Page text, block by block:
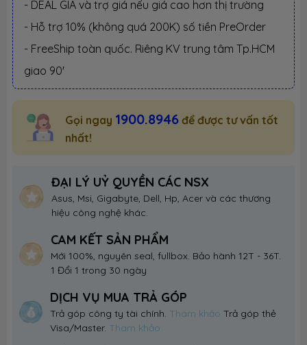
- DEAL GIÁ và trợ giá nếu giá cao hơn thị trường
- Hỗ trợ 10% (không quá 200K) số tiền PreOrder
- FreeShip toàn quốc. Riêng KV trung tâm Tp.HCM
giao 90'
Gọi ngay 1900.8946 để được tư vấn tốt
nhất!
ĐẠI LÝ UỶ QUYỀN CÁC NSX
Asus, Msi, Gigabyte, Dell, Hp, Acer và các thương
hiệu công nghệ khác.
CAM KẾT SẢN PHẨM
Mới 100%, nguyên seal, fullbox. Bảo hành 12T - 36T.
1 Đổi 1 trong 30 ngày
DỊCH VỤ MUA TRẢ GÓP
Trả góp công ty tài chính. Tham khảoTrả góp thẻ
Visa/Master. Tham khảo